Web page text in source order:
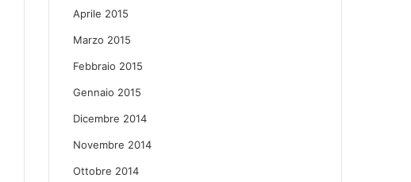
Aprile 2015
Marzo 2015
Febbraio 2015
Gennaio 2015
Dicembre 2014
Novembre 2014
Ottobre 2014